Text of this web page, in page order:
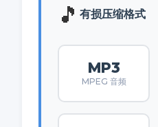
🎵 有损压缩格式
MP3
MPEG 音频